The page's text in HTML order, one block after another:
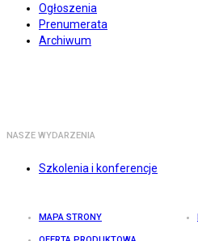
Ogłoszenia
Prenumerata
Archiwum
NASZE WYDARZENIA
Szkolenia i konferencje
MAPA STRONY